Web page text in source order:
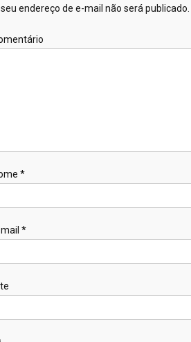
seu endereço de e-mail não será publicado.
*
*